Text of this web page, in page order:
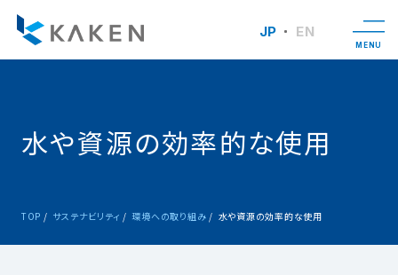
JP EN
MENU
水や資源の効率的な使用
TOP サステナビリティ 環境への取り組み 水や資源の効率的な使用